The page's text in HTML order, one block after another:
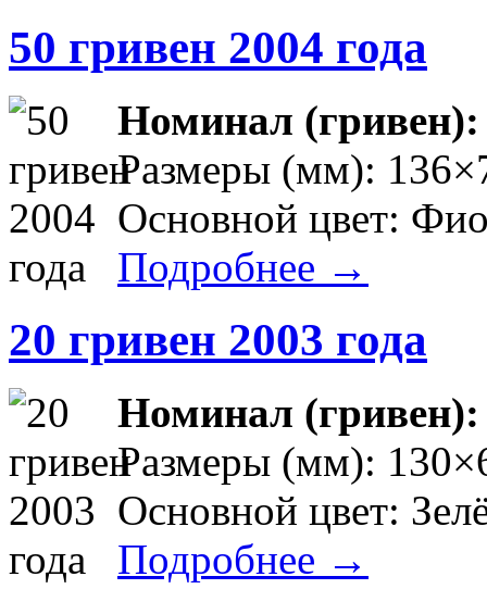
50 гривен 2004 года
Номинал
Размеры (мм):
Основной цвет:
Подробнее →
20 гривен 2003 года
Номинал
Размеры (мм):
Основной цвет:
Подробнее →